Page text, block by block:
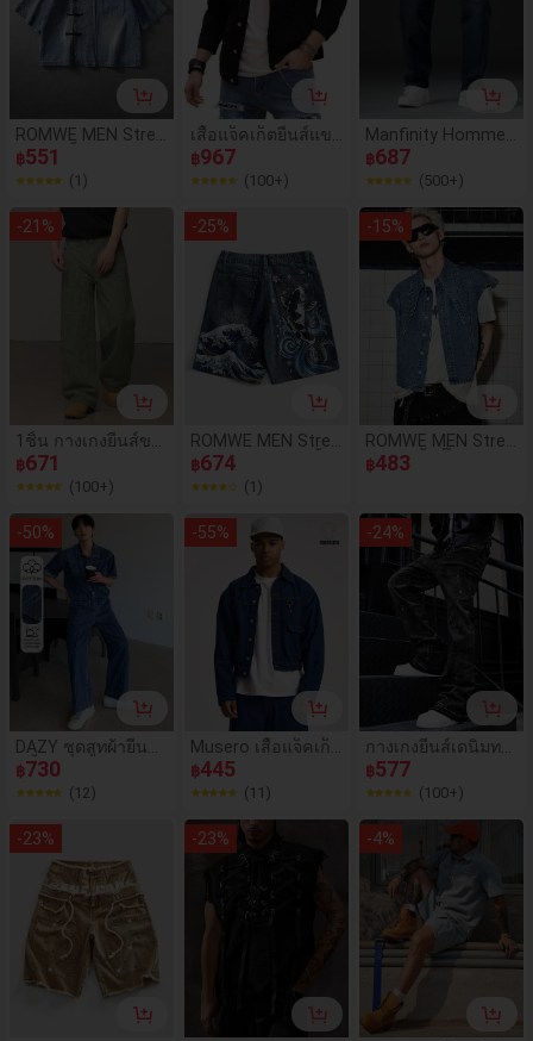
ROMWE MEN Stree
t Life เสื้อเดนิมผู้ชาย
สไตล์จีนแบบสบายๆ
อเนกประสงค์
฿551
(1)
เสื้อแจ็คเก็ตยีนส์แข
นยาวผู้ชาย 1 ตัว, แฟ
ชั่นสไตล์เกาหลีใหม่
ลำลอง, ฤดูใบไม้ร่วง
฿967
(100+)
Manfinity Homme
กางเกงยีนส์ขายาวท
รงตรงกระเป๋าเฉียง
สำหรับผู้ชาย, กางเก
งยีนส์ขายาวสีน้ำเงิน
เข้มเรียบ กางเกงยีน
ส์คาร์โก้, ของขวัญ
สำหรับสามี, แฟน, ก
างเกงยีนส์สีน้ำเงินเข้
มสำหรับผู้ชาย, กางเ
กงยีนส์ผู้ชายไซส์ให
ญ่, กางเกงยีนส์ผู้ชาย
ตัวใหญ่ ใส่เที่ยว ออก
ไปข้างนอก สไตล์คน
เมือง ทำงาน
฿687
(500+)
-21 %
1ชิ้น กางเกงยีนส์ขา
กว้างทรงหลวมสไตล์
อเมริกันย้อนยุคสำห
รับผู้ชาย สีน้ำตาล, ปั
กลายการ์ตูนช้าง, ยูนิ
เซกส์ (ไม่รวมเข็มขัด
และอุปกรณ์เสริม)
฿671
(100+)
-25%
ROMWE MEN Stree
t Life กางเกงขาสั้นยี
นส์วินเทจฟอกสีสำห
รับผู้ชาย ปักลายปลา
คาร์ฟ ดอกซากุระ แ
ละคลื่น ขากว้างทรง
ตรง ความยาวถึงเข่า
สไตล์ Y2K ฤดูร้อน เ
รโทร สตรีท ฮิปฮอป
฿674
(1)
-15%
ROMWE MEN Stree
t Life เสื้อกั๊กเดนิมผู้
ชายคอแหลมกระดุม
าตรสไตล์ลำลอง
฿483
-50%
DAZY ชุดสูทผ้ายีนส์
สีน้ำเงินวินเทจสำหรั
บผู้ชาย, ฤดูใบไม้ผลิ/
฿730
(12)
-55%
Musero เสื้อแจ็คเก็ต
ยีนส์ทรงครอปโอเวอ
ร์ไซส์ เอวยางยืด ราย
ละเอียดตะเข็บ คลิป
ฮาร์ดแวร์ แจ็คเก็ตยี
นส์เข้าชุด เฉพาะคอ
ลเลกชัน SPRING S
UMMER Essentials
฿445
(11)
-24%
กางเกงยีนส์เดนิมทร
งสลิมฟิตผ้ายืด, กางเ
กงยีนส์ผ้าฝ้ายฟอกข
าด, อเนกประสงค์ &
แฟชั่น; กางเกงยีนส์เ
ดนิมฟอกสีมีกระเป๋าเ
ฉียง, น้ำหนักเบาใส่
ลำลองสำหรับธุรกิจ,
อเนกประสงค์; กางเ
กงยีนส์ทรงตรงลำลอ
งมีกระดุม & ซิป, เหม
าะสำหรับทุกฤดูกาล
฿577
(100+)
-23% -23% -4%